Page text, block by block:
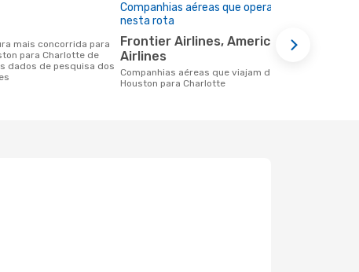
para Charlotte de
dados de pesquisa dos
Companhias aéreas que operam
nesta rota
Frontier Airlines, American
Airlines
Companhias aéreas que viajam de
Houston para Charlotte